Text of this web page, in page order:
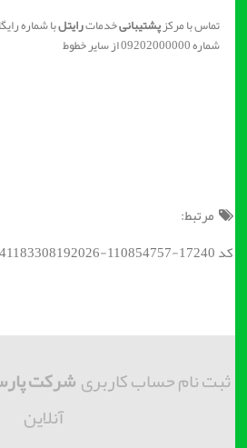
تماس با مرکزپشتیبانیخدماترایتلبا شماره رایگان 200 از سیم‌کارت
شماره 09202000000 از سایر خطوط
مرتبط:
کد BSC : 46341183308192026-110854757-17240;
ثبت نام حساب کاربریشرکت
آنلاین